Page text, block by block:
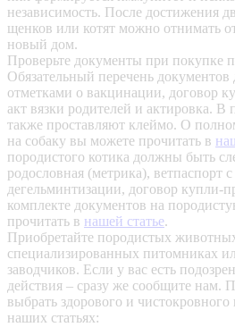
независимость. После достижения
щенков или котят можно отнимать
новый дом.
Проверьте документы при покупке
Обязательный перечень документов
отметками о вакцинации, договор
акт вязки родителей и актировка.
также проставляют клеймо. О
на собаку вы можете прочитать в
породистого котика должны быть
родословная (метрика), ветпаспорт
дегельминтизации, договор купли-
комплекте документов на
прочитать в нашей статье.
Приобретайте породистых
специализированных питомниках
заводчиков. Если у вас есть
действия – сразу же сообщите нам.
выбрать здорового и
наших статьях: